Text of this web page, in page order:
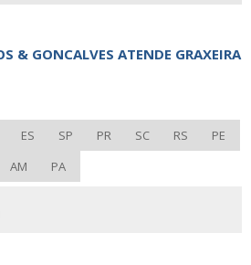
& GONCALVES ATENDE GRAXEIRA
ES SP PR SC RS
PE
AM PA